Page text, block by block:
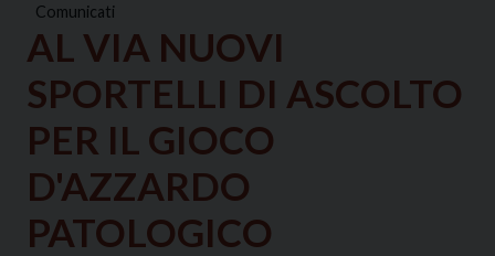
Comunicati
AL VIA NUOVI
SPORTELLI DI ASCOLTO
PER IL GIOCO
D'AZZARDO
PATOLOGICO